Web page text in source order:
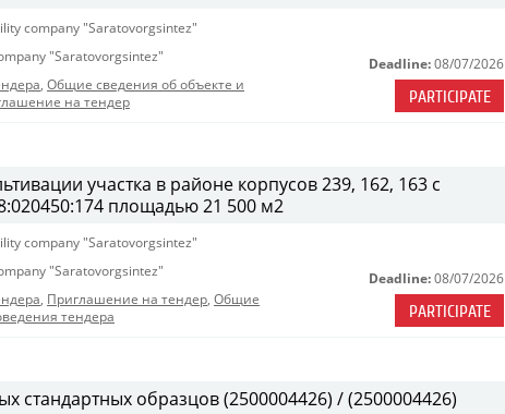
company "Saratovorgsintez"
"Saratovorgsintez"
, Общие сведения об объекте и
на тендер
Deadline: 08/07/2026
PARTICIPATE
участка в районе корпусов 239, 162, 163 с
площадью 21 500 м2
company "Saratovorgsintez"
"Saratovorgsintez"
, Приглашение на тендер, Общие
тендера
Deadline: 08/07/2026
PARTICIPATE
стандартных образцов (2500004426) / (2500004426)